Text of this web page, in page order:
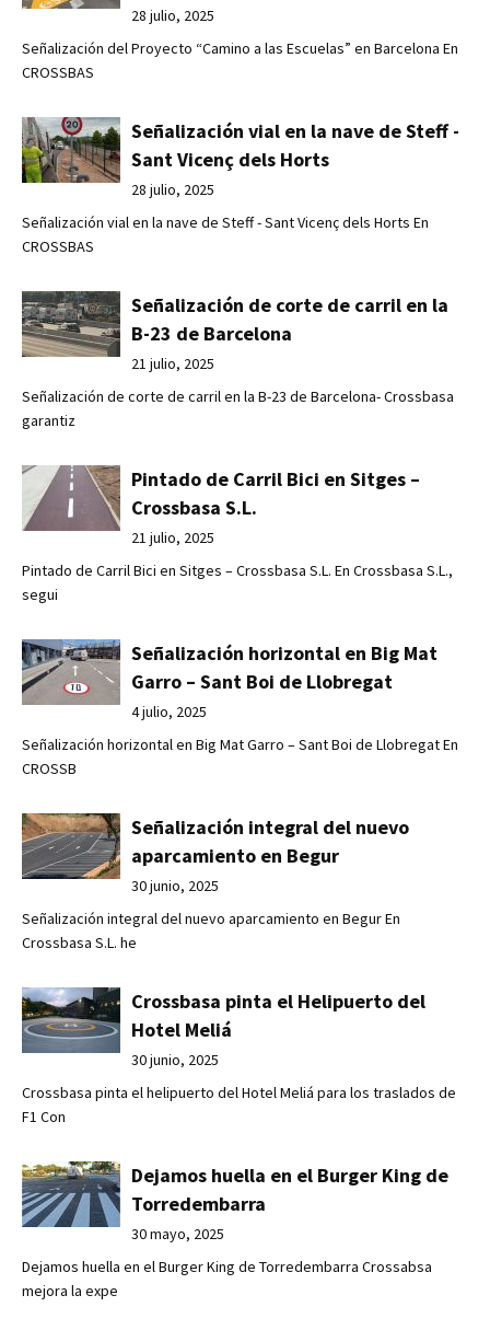
28 julio, 2025
Señalización del Proyecto “Camino a las Escuelas” en Barcelona En
CROSSBAS
Señalización vial en la nave de Steff -
Sant Vicenç dels Horts
28 julio, 2025
Señalización vial en la nave de Steff - Sant Vicenç dels Horts En
CROSSBAS
Señalización de corte de carril en la
B-23 de Barcelona
21 julio, 2025
Señalización de corte de carril en la B-23 de Barcelona- Crossbasa
garantiz
Pintado de Carril Bici en Sitges –
Crossbasa S.L.
21 julio, 2025
Pintado de Carril Bici en Sitges – Crossbasa S.L. En Crossbasa S.L.,
segui
Señalización horizontal en Big Mat
Garro – Sant Boi de Llobregat
4 julio, 2025
Señalización horizontal en Big Mat Garro – Sant Boi de Llobregat En
CROSSB
Señalización integral del nuevo
aparcamiento en Begur
30 junio, 2025
Señalización integral del nuevo aparcamiento en Begur En
Crossbasa S.L. he
Crossbasa pinta el Helipuerto del
Hotel Meliá
30 junio, 2025
Crossbasa pinta el helipuerto del Hotel Meliá para los traslados de
F1 Con
Dejamos huella en el Burger King de
Torredembarra
30 mayo, 2025
Dejamos huella en el Burger King de Torredembarra Crossabsa
mejora la expe